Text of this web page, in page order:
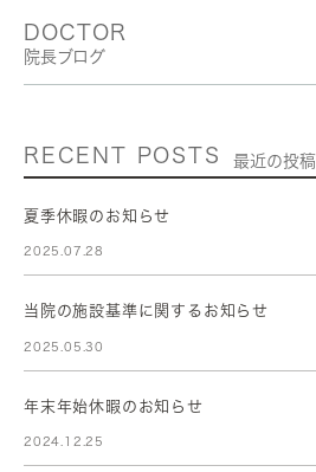
DOCTOR
院長ブログ
RECENT POSTS 最近の投稿
夏季休暇のお知らせ
2025.07.28
当院の施設基準に関するお知らせ
2025.05.30
年末年始休暇のお知らせ
2024.12.25